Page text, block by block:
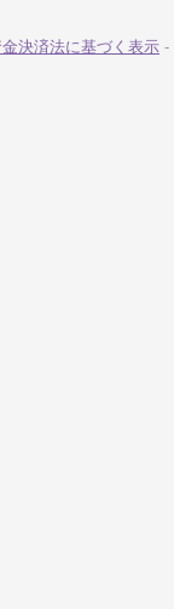
金決済法に基づく表示 -